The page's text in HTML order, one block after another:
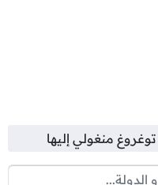
توغروغ منغولي إليها